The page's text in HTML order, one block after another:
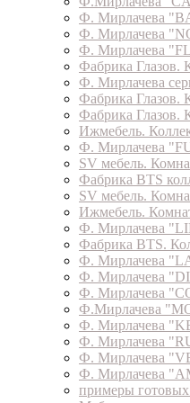
Ф. Мирлачева
Ф. Мирлачева
Ф. Мирлачева
Фабрика
Ф. Мирлачева
Фабрика Глазов.
Фабрика Глазов.
Ижмебель.
Ф. Мирлачева
SV мебель.
Фабрика BTS
SV мебель.
Ижмебель.
Ф. Мирлачева
Фабрика BTS.
Ф. Мирлачева
Ф. Мирлачева
Ф. Мирлачева
Ф.Мирлачева
Ф. Мирлачева
Ф. Мирлачева
Ф. Мирлачева
Ф. Мирлачева
примеры